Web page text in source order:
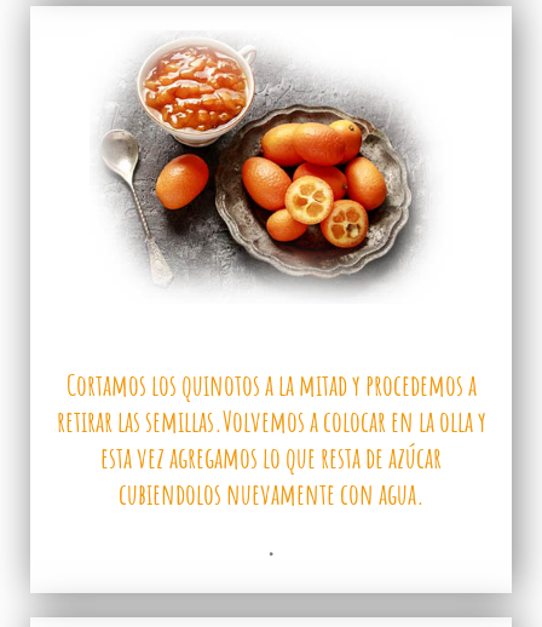
Cortamos los quinotos a la mitad y procedemos a
retirar las semillas.Volvemos a colocar en la olla y
esta vez agregamos lo que resta de azúcar
cubiendolos nuevamente con agua.
.